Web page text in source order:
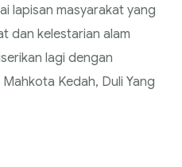
lapisan masyarakat yang
dan kelestarian alam
lagi dengan
Kedah, Duli Yang